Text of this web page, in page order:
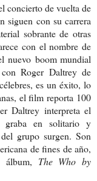
concierto de vuelta de
siguen con su carrera
sobrante de otras
con el nombre de
nuevo boom mundial
Roger Daltrey de
es un éxito, lo
el film reporta 100
Daltrey interpreta el
graba en solitario y
grupo surgen. Son
de fines de año,
The Who by